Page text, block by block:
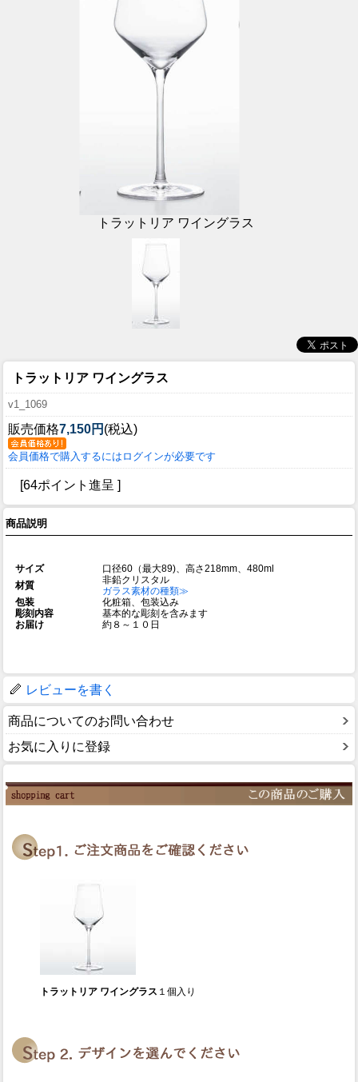
トラットリア ワイングラス
トラットリア ワイングラス
v1_1069
販売価格7,150円 (税込)
会員価格で購入するにはログインが必要です
[64ポイント進呈 ]
商品説明
サイズ
口径60（最大89)、高さ218mm、480ml
材質
非鉛クリスタル
ガラス素材の種類≫
包装
化粧箱、包装込み
彫刻内容
基本的な彫刻を含みます
お届け
約８～１０日
レビューを書く
商品についてのお問い合わせ
お気に入りに登録
トラットリア ワイングラス １個入り